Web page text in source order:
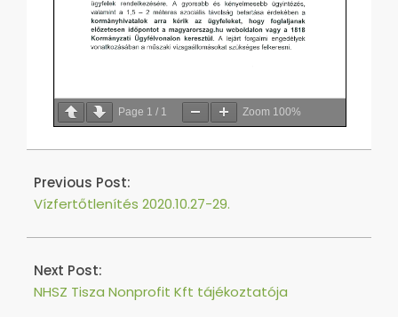
Page 1 / 1 Zoom 100%
2020-
21
Previous Post:
Vízfertőtlenítés 2020.10.27-29.
Next Post:
NHSZ Tisza Nonprofit Kft tájékoztatója